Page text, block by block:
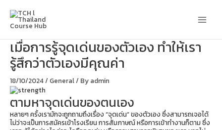
content
เมื่อการรู้จุดเด่นของตัวเอง ทำให้เรา
รู้สึกว่าตัวเองมีคุณค่า
18/10/2024/ General/ By admin
ตามหาจุดเด่นของตนเอง
หลายๆ ครั้งเรามักจะถูกถามถึงเรื่อง “จุดเด่น” ของตัวเอง ซึ่งสามารถเจอได้
ไม่ว่าจะเป็นการสมัครเข้าโรงเรียน การสัมภาษณ์ หรือการเข้าทำงานก็ตาม ซึ่ง